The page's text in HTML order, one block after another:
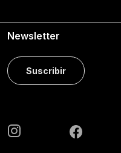
Newsletter
Suscribir